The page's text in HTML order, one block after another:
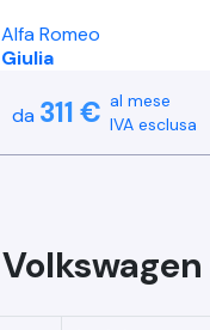
Alfa Romeo
Giulia
da 311 € al mese
IVA esclusa
Volkswagen